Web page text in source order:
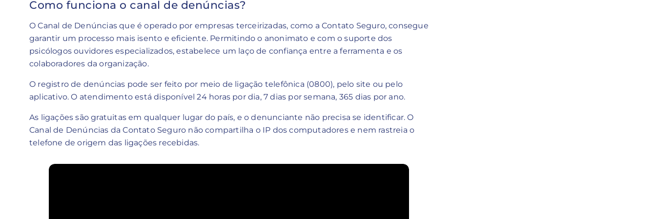
Como funciona o canal de denúncias?
O Canal de Denúncias que é operado por empresas terceirizadas, como a Contato Seguro, consegue
garantir um processo mais isento e eficiente. Permitindo o anonimato e com o suporte dos
psicólogos ouvidores especializados, estabelece um laço de confiança entre a ferramenta e os
colaboradores da organização.
O registro de denúncias pode ser feito por meio de ligação telefônica (0800), pelo site ou pelo
aplicativo. O atendimento está disponível 24 horas por dia, 7 dias por semana, 365 dias por ano.
As ligações são gratuitas em qualquer lugar do país, e o denunciante não precisa se identificar. O
Canal de Denúncias da Contato Seguro não compartilha o IP dos computadores e nem rastreia o
telefone de origem das ligações recebidas.